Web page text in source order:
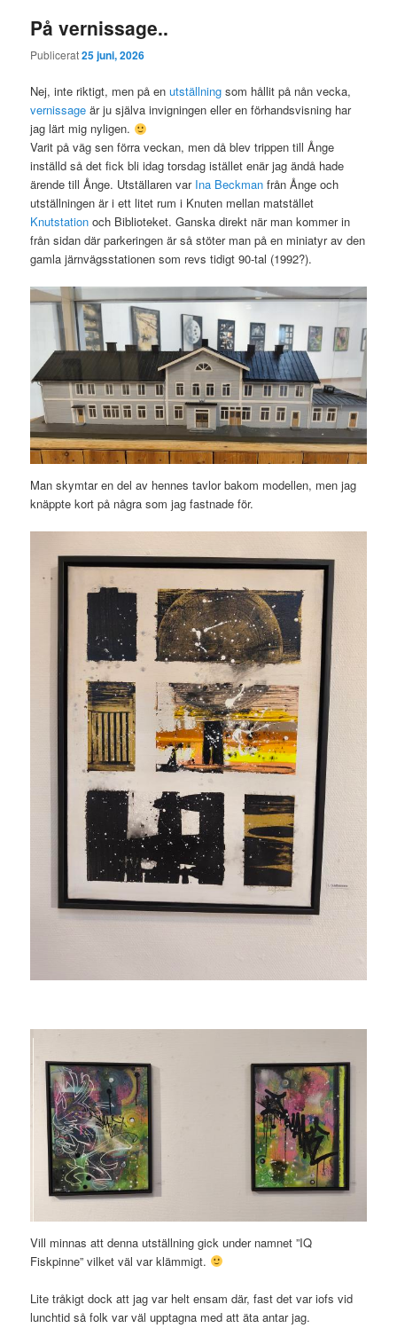
På vernissage..
Publicerat25 juni, 2026
Nej, inte riktigt, men på enutställning som hållit på nån vecka,
vernissage är ju själva invigningen eller en förhandsvisning har
jag lärt mig nyligen.
Varit på väg sen förra veckan, men då blev trippen till Ånge
inställd så det fick bli idag torsdag istället enär jag ändå hade
ärende till Ånge. Utställaren var Ina Beckman från Ånge och
utställningen är i ett litet rum i Knuten mellan matstället
Knutstation och Biblioteket. Ganska direkt när man kommer in
från sidan där parkeringen är så stöter man på en miniatyr av den
gamla järnvägsstationen som revs tidigt 90-tal (1992?).
Man skymtar en del av hennes tavlor bakom modellen, men jag
knäppte kort på några som jag fastnade för.
Vill minnas att denna utställning gick under namnet ”IQ
Fiskpinne” vilket väl var klämmigt.
Lite tråkigt dock att jag var helt ensam där, fast det var iofs vid
lunchtid så folk var väl upptagna med att äta antar jag.